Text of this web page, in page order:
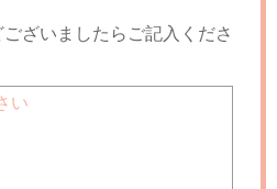
ざいましたらご記入くださ